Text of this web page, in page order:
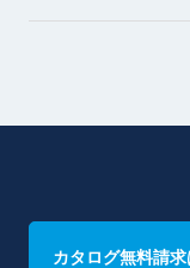
カタログ無料請